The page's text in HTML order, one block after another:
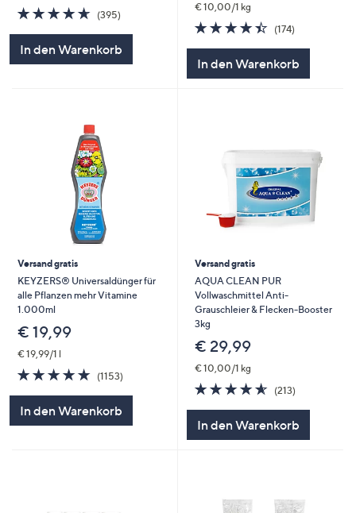
4.6
von
5
(395)
In den Warenkorb
€ 10,00/1 kg
4.4
von
(174)174
In den Warenkorb
Versand gratis
KEYZERS® Universaldünger für
alle Pflanzen mehr Vitamine
1.000ml
€ 19,99
€ 19,99/1 l
4.7
von
5
(1153)
In den Warenkorb
Versand gratis
AQUA CLEAN PUR
Vollwaschmittel Anti-
Grauschleier & Flecken-Booster
3kg
€ 29,99
€ 10,00/1 kg
4.5
von
(213)213
In den Warenkorb